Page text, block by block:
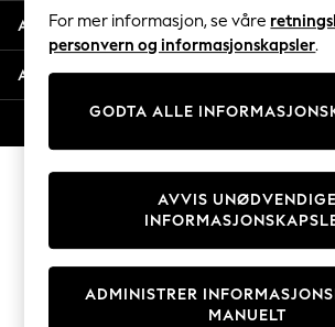
Trending: Clogs
Toy Story
THE SET
Coats & Jackets
Sweatshirts & Hoodies
Knitwear
Cardigans
Dresses
Sets & Outfits
T-Shirts
Avdelinger
Andre tjenester
For mer informasjon, se våre
personvern og informasjonskapsler.
GODTA ALLE
ADMINISTRER
MANUELT
AVVIS UNØDVENDIGE